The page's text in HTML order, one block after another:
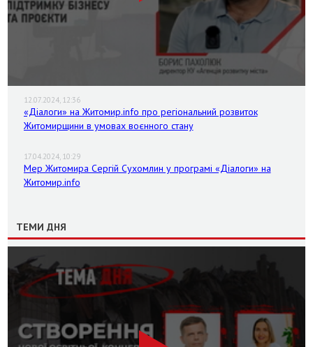
12.07.2024, 12:36
«Діалоги» на Житомир.info про регіональний розвиток
Житомирщини в умовах воєнного стану
17.04.2024, 10:29
Мер Житомира Сергій Сухомлин у програмі «Діалоги» на
Житомир.info
ТЕМИ ДНЯ